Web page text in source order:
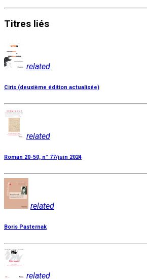
Titres liés
related
Ciris (deuxième édition actualisée)
related
Roman 20-50, n° 77/juin 2024
related
Boris Pasternak
related